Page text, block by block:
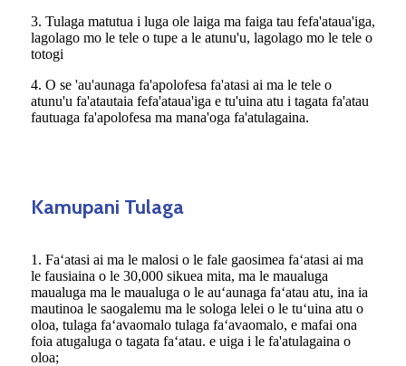
3. Tulaga matutua i luga ole laiga ma faiga tau fefa'ataua'iga,
lagolago mo le tele o tupe a le atunu'u, lagolago mo le tele o
totogi
4. O se 'au'aunaga fa'apolofesa fa'atasi ai ma le tele o
atunu'u fa'atautaia fefa'ataua'iga e tu'uina atu i tagata fa'atau
fautuaga fa'apolofesa ma mana'oga fa'atulagaina.
Kamupani Tulaga
1. Faʻatasi ai ma le malosi o le fale gaosimea faʻatasi ai ma
le fausiaina o le 30,000 sikuea mita, ma le maualuga
maualuga ma le maualuga o le auʻaunaga faʻatau atu, ina ia
mautinoa le saogalemu ma le sologa lelei o le tuʻuina atu o
oloa, tulaga faʻavaomalo tulaga faʻavaomalo, e mafai ona
foia atugaluga o tagata faʻatau. e uiga i le fa'atulagaina o
oloa;